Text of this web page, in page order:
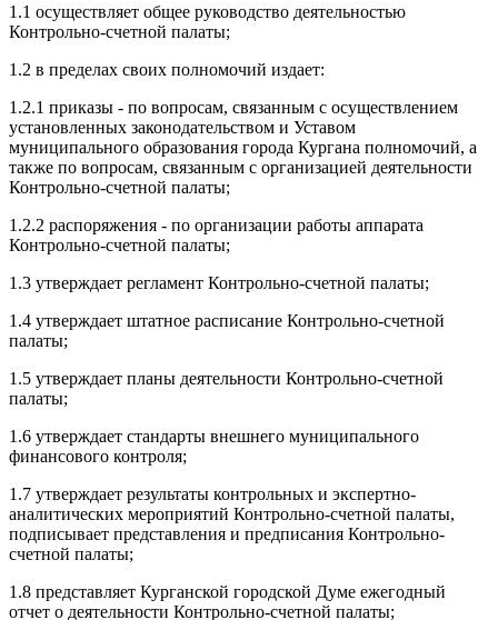
1.1 осуществляет общее руководство деятельностью
Контрольно-счетной палаты;
1.2 в пределах своих полномочий издает:
1.2.1 приказы - по вопросам, связанным с осуществлением
установленных законодательством и Уставом
муниципального образования города Кургана полномочий, а
также по вопросам, связанным с организацией деятельности
Контрольно-счетной палаты;
1.2.2 распоряжения - по организации работы аппарата
Контрольно-счетной палаты;
1.3 утверждает регламент Контрольно-счетной палаты;
1.4 утверждает штатное расписание Контрольно-счетной
палаты;
1.5 утверждает планы деятельности Контрольно-счетной
палаты;
1.6 утверждает стандарты внешнего муниципального
финансового контроля;
1.7 утверждает результаты контрольных и экспертно-
аналитических мероприятий Контрольно-счетной палаты,
подписывает представления и предписания Контрольно-
счетной палаты;
1.8 представляет Курганской городской Думе ежегодный
отчет о деятельности Контрольно-счетной палаты;